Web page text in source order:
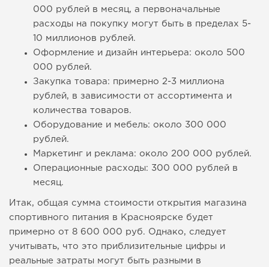
000 рублей в месяц, а первоначальные
расходы на покупку могут быть в пределах 5-
10 миллионов рублей.
Оформление и дизайн интерьера: около 500
000 рублей.
Закупка товара: примерно 2-3 миллиона
рублей, в зависимости от ассортимента и
количества товаров.
Оборудование и мебель: около 300 000
рублей.
Маркетинг и реклама: около 200 000 рублей.
Операционные расходы: 300 000 рублей в
месяц.
Итак, общая сумма стоимости открытия магазина
спортивного питания в Красноярске будет
примерно от 8 600 000 руб. Однако, следует
учитывать, что это приблизительные цифры и
реальные затраты могут быть разными в